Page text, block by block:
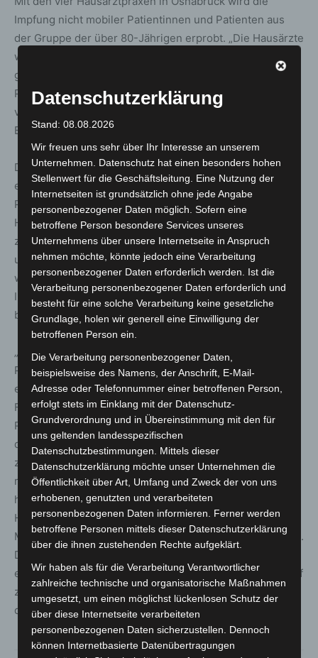
Impfung nicht mobiler Patientinnen und Patienten aus
der Gruppe der über 80-Jährigen erprobt. „Die Hausärzte
wissen am besten, welche ihrer Patienten für das Impfen
gegen COVID-19 in der Häuslichkeit infrage kommen. Die
Priorisierung der über 80-Jährigen wird von der Praxis
vorgenommen. Verwendet wird dabei ausschließlich der
Biontech/Pfizer-Impfstoff“, so Barjenbruch.
Der stellvertretende KVN-Vorsitzende Dr. Jörg Berling
ergänzt „Wir freuen uns sehr, dass die teilnehmenden
Praxen demnächst ihren immobilen
Hausbesuchspatienten ein Impfangebot gegen COVID-19
zu Hause durch ihre vertraute Hausarztpraxis
unterbreiten können. Die Impfungen in den Praxen
werden uns wertvolle Aufschlüsse über die zukünftigen
Impfprozesse in den niedersächsischen Arztpraxen
bringen.“
„Die Durchführung der Covid-Schutzimpfungen in den
Praxen der niedergelassenen Ärztinnen und Ärzte ist ein
elementarer Baustein und extrem wichtig für den
Fortgang der Impfkampagne“, begrüßt Frau Ministerin Dr.
Reimann die Modellprojekte. „Insbesondere, wenn ab
dem zweiten Quartal deutlich größere Mengen der
zugelassenen Impfstoffe zur Verfügung stehen und
möglicherweise noch weitere, neue Impfstoffe
hinzukommen, sind die zahlreichen Fach- und
Hausarztpraxen unverzichtbar, um möglichst viele
Menschen in Niedersachsen möglichst schnell zu impfen.
Dabei ist auch der Bund gefordert, ein Verfahren zu
etablieren, das ermöglicht, die Praxen direkt mit Impfstoff
zu versorgen und das die organisatorischen Hürden bei
der Terminvergabe deutlich absenkt.“
Datenschutzerklärung
Stand: 08.08.2026
Wir freuen uns sehr über Ihr Interesse an unserem
Unternehmen. Datenschutz hat einen besonders hohen
Stellenwert für die Geschäftsleitung. Eine Nutzung der
Internetseiten ist grundsätzlich ohne jede Angabe
personenbezogener Daten möglich. Sofern eine
betroffene Person besondere Services unseres
Unternehmens über unsere Internetseite in Anspruch
nehmen möchte, könnte jedoch eine Verarbeitung
personenbezogener Daten erforderlich werden. Ist die
Verarbeitung personenbezogener Daten erforderlich und
besteht für eine solche Verarbeitung keine gesetzliche
Grundlage, holen wir generell eine Einwilligung der
betroffenen Person ein.
Die Verarbeitung personenbezogener Daten,
beispielsweise des Namens, der Anschrift, E-Mail-
Adresse oder Telefonnummer einer betroffenen Person,
erfolgt stets im Einklang mit der Datenschutz-
Grundverordnung und in Übereinstimmung mit den für
uns geltenden landesspezifischen
Datenschutzbestimmungen. Mittels dieser
Datenschutzerklärung möchte unser Unternehmen die
Öffentlichkeit über Art, Umfang und Zweck der von uns
erhobenen, genutzten und verarbeiteten
personenbezogenen Daten informieren. Ferner werden
betroffene Personen mittels dieser Datenschutzerklärung
über die ihnen zustehenden Rechte aufgeklärt.
Wir haben als für die Verarbeitung Verantwortlicher
zahlreiche technische und organisatorische Maßnahmen
umgesetzt, um einen möglichst lückenlosen Schutz der
über diese Internetseite verarbeiteten
personenbezogenen Daten sicherzustellen. Dennoch
können Internetbasierte Datenübertragungen